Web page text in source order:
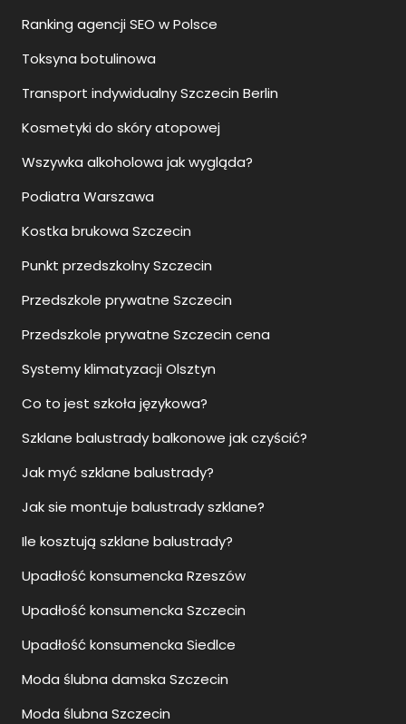
Ranking agencji SEO w Polsce
Toksyna botulinowa
Transport indywidualny Szczecin Berlin
Kosmetyki do skóry atopowej
Wszywka alkoholowa jak wygląda?
Podiatra Warszawa
Kostka brukowa Szczecin
Punkt przedszkolny Szczecin
Przedszkole prywatne Szczecin
Przedszkole prywatne Szczecin cena
Systemy klimatyzacji Olsztyn
Co to jest szkoła językowa?
Szklane balustrady balkonowe jak czyścić?
Jak myć szklane balustrady?
Jak sie montuje balustrady szklane?
Ile kosztują szklane balustrady?
Upadłość konsumencka Rzeszów
Upadłość konsumencka Szczecin
Upadłość konsumencka Siedlce
Moda ślubna damska Szczecin
Moda ślubna Szczecin